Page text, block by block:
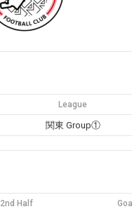
League
関東 Group①
2nd Half